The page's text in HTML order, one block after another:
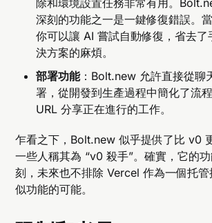
除和環境設置任務非常有用。
深刻的功能之一是一鍵修復錯誤。
你可以讓 AI 嘗試自動修復，省去了
決方案的麻煩。
部署功能：Bolt.new 允許直接從聊
署，從開發到生產過程中簡化了流
URL 分享正在進行的工作。
乍看之下，Bolt.new 似乎提供了比 v0
一些人稱其為 “v0 殺手”。確實，它的
刻，未來也不排除 Vercel 作為一個托
似功能的可能。